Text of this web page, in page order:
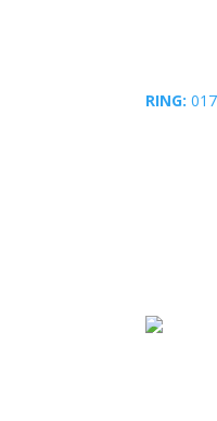
RING: